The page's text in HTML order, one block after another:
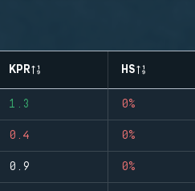
KPR HS
1.3 0%
0.4 0%
0.9 0%